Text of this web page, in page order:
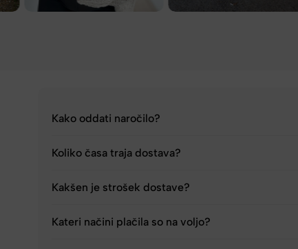
Kako oddati naročilo?
Koliko časa traja dostava?
Kakšen je strošek dostave?
Kateri načini plačila so na voljo?